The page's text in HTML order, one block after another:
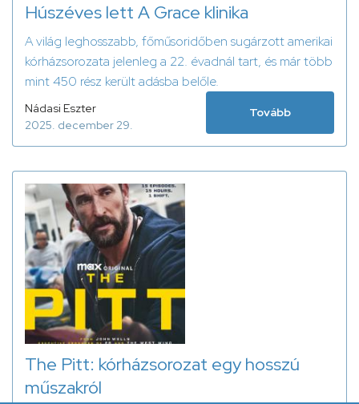
Húszéves lett A Grace klinika
A világ leghosszabb, főműsoridőben sugárzott amerikai
kórházsorozata jelenleg a 22. évadnál tart, és már több
mint 450 rész került adásba belőle.
Nádasi Eszter
2025. december 29.
Tovább
The Pitt: kórházsorozat egy hosszú
műszakról